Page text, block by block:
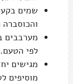
שמים
מערבבים
לפי הטעם.
מגישים
מוסיפים